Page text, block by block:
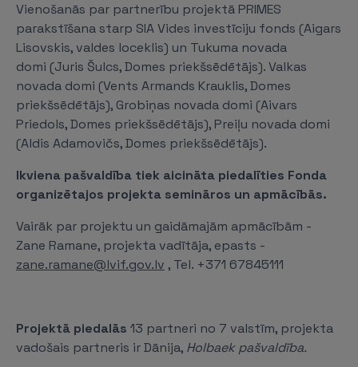
Vienošanās par partnerību projektā PRIMES
parakstīšana starp SIA Vides investīciju fonds (Aigars
Lisovskis, valdes loceklis) un Tukuma novada
domi (Juris Šulcs, Domes priekšsēdētājs). Valkas
novada domi (Vents Armands Krauklis, Domes
priekšsēdētājs), Grobiņas novada domi (Aivars
Priedols, Domes priekšsēdētājs), Preiļu novada domi
(Aldis Adamovičs, Domes priekšsēdētājs).
Ikviena pašvaldība tiek aicināta piedalīties Fonda
organizētajos projekta semināros un apmācībās.
Vairāk par projektu un gaidāmajām apmācībām -
Zane Ramane, projekta vadītāja, epasts -
zane.ramane@lvif.gov.lv , Tel. +371 67845111
Projektā piedalās 13 partneri no 7 valstīm, projekta
vadošais partneris ir Dānija, Holbaek pašvaldība.